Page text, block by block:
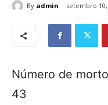
By admin setembro 10,
Número de
43